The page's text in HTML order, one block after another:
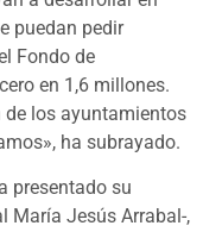
puedan pedir
Fondo de
en 1,6 millones.
de los ayuntamientos
ha subrayado.
presentado su
María Jesús Arrabal-,